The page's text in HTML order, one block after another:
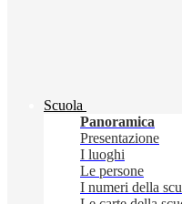
Scuola
Panoramica
Presentazione
I luoghi
Le persone
I numeri della